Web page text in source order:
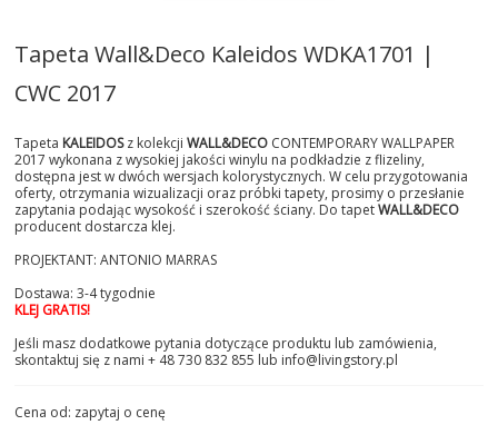
Tapeta Wall&Deco Kaleidos WDKA1701 |
CWC 2017
Tapeta KALEIDOSz kolekcjiWALL&DECO CONTEMPORARY WALLPAPER
2017 wykonana z wysokiej jakości winylu na podkładzie z flizeliny,
dostępna jest w dwóch wersjach kolorystycznych. W celu przygotowania
oferty, otrzymania wizualizacji oraz próbki tapety, prosimy o przesłanie
zapytania podając wysokość i szerokość ściany. Do tapetWALL&DECO
producent dostarcza klej.
PROJEKTANT: ANTONIO MARRAS
Dostawa: 3-4 tygodnie
KLEJ GRATIS!
Jeśli masz dodatkowe pytania dotyczące produktu lub zamówienia,
skontaktuj się z nami + 48 730 832 855 lub info@livingstory.pl
Cena od: zapytaj o cenę